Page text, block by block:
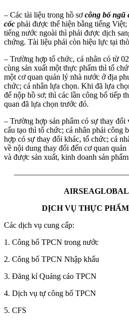
– Các tài liệu trong hồ sơcông bố ngũ
cốc phải được thể hiện bằng tiếng
tiếng nước ngoài thì phải được dịch
chứng. Tài liệu phải còn hiệu lực tại
– Trường hợp tổ chức, cá nhân có từ
cùng sản xuất một thực phẩm thì tổ
một cơ quan quản lý nhà nước ở địa
chức; cá nhân lựa chọn. Khi đã lựa
để nộp hồ sơ; thì các lần công bố tiếp
quan đã lựa chọn trước đó.
– Trường hợp sản phẩm có sự thay đổi
cấu tạo thì tổ chức; cá nhân phải công
hợp có sự thay đổi khác, tổ chức; cá
về nội dung thay đổi đến cơ quan
và được sản xuất, kinh doanh sản
DỊCH VỤ THỰC
Các dịch vụ cung cấp:
1. Công bố TPCN trong nước
2. Công bố TPCN Nhập khẩu
3. Đăng kí Quảng cáo TPCN
4. Dịch vụ tự công bố TPCN
5. CFS